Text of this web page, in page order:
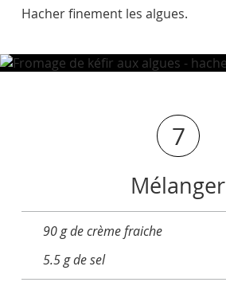
Hacher finement les algues.
7
Mélanger
90 g de crème fraiche
5.5 g de sel